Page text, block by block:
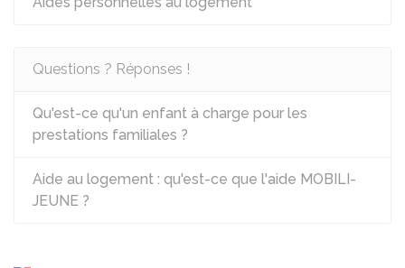
Questions ? Réponses !
Qu'est-ce qu'un enfant à charge pour les
prestations familiales ?
Aide au logement : qu'est-ce que l'aide MOBILI-
JEUNE ?